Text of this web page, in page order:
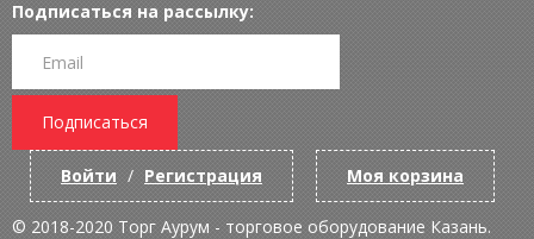
Подписаться на рассылку:
Подписаться
Войти / Регистрация Моя корзина
© 2018-2020 Торг Аурум - торговое оборудование Казань.